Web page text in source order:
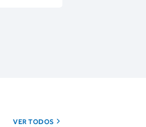
VER TODOS